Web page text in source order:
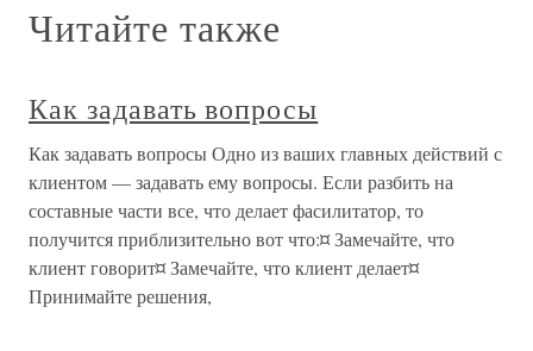
Читайте также
Как задавать вопросы
Как задавать вопросы Одно из ваших главных действий с
клиентом — задавать ему вопросы. Если разбить на
составные части все, что делает фасилитатор, то
получится приблизительно вот что:¤ Замечайте, что
клиент говорит¤ Замечайте, что клиент делает¤
Принимайте решения,